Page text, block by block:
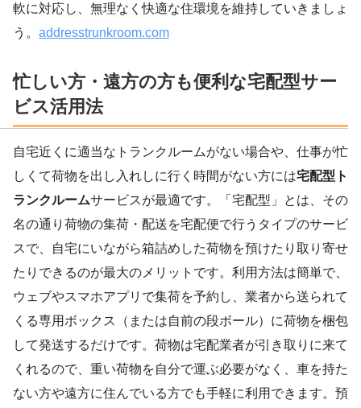
軟に対応し、無理なく快適な住環境を維持していきましょ
う。 addresstrunkroom.com
忙しい方・遠方の方も便利な宅配型サー
ビス活用法
自宅近くに適当なトランクルームがない場合や、仕事が忙
しくて荷物を出し入れしに行く時間がない方には宅配型ト
ランクルームサービスが最適です。「宅配型」とは、その
名の通り荷物の集荷・配送を宅配便で行うタイプのサービ
スで、自宅にいながら箱詰めした荷物を預けたり取り寄せ
たりできるのが最大のメリットです。利用方法は簡単で、
ウェブやスマホアプリで集荷を予約し、業者から送られて
くる専用ボックス（または自前の段ボール）に荷物を梱包
して発送するだけです。荷物は宅配業者が引き取りに来て
くれるので、重い荷物を自分で運ぶ必要がなく、車を持た
ない方や遠方に住んでいる方でも手軽に利用できます。預